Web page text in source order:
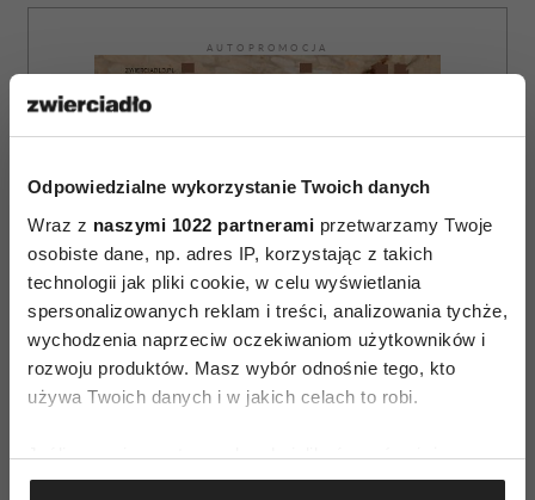
Odpowiedzialne wykorzystanie Twoich danych
Wraz z naszymi 1022 partnerami przetwarzamy Twoje
osobiste dane, np. adres IP, korzystając z takich
technologii jak pliki cookie, w celu wyświetlania
spersonalizowanych reklam i treści, analizowania tychże,
wychodzenia naprzeciw oczekiwaniom użytkowników i
rozwoju produktów. Masz wybór odnośnie tego, kto
używa Twoich danych i w jakich celach to robi.
Jeśli wyrazisz na to zgodę, chcielibyśmy również:
Gromadzić dane dotyczące Twojej lokalizacji
AUTOPROMOCJA